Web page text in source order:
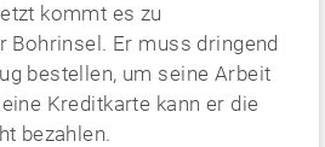
kommt es zu
Bohrinsel. Er muss dringend
bestellen, um seine Arbeit
Kreditkarte kann er die
bezahlen.